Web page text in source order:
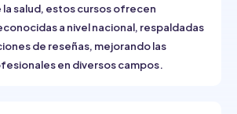
salud, estos cursos ofrecen
a nivel nacional, respaldadas
de reseñas, mejorando las
en diversos campos.